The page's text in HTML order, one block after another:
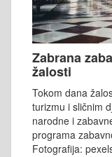
Zabrana
žalosti
Tokom dana
turizmu i sličnim
narodne i
programa
Fotografija: